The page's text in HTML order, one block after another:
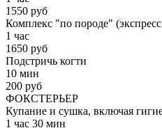
1550 руб
Комплекс "по породе"
1 час
1650 руб
Подстричь когти
10 мин
200 руб
ФОКСТЕРЬЕР
Купание и сушка, включая
1 час 30 мин